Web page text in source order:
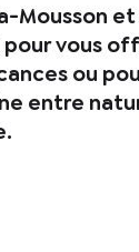
Mousson
vous
ou
entre